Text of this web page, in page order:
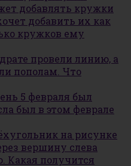
добавлять кружки
добавить их как
кружков ему
провели линию, а
пополам. Что
5 февраля был
был в этом феврале
на рисунке
вершину слева
Какая получится